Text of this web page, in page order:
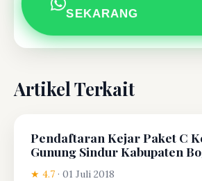
SEKARANG
Artikel Terkait
Pendaftaran Kejar Paket C
Gunung Sindur Kabupaten
★ 4.7 · 01 Juli 2018